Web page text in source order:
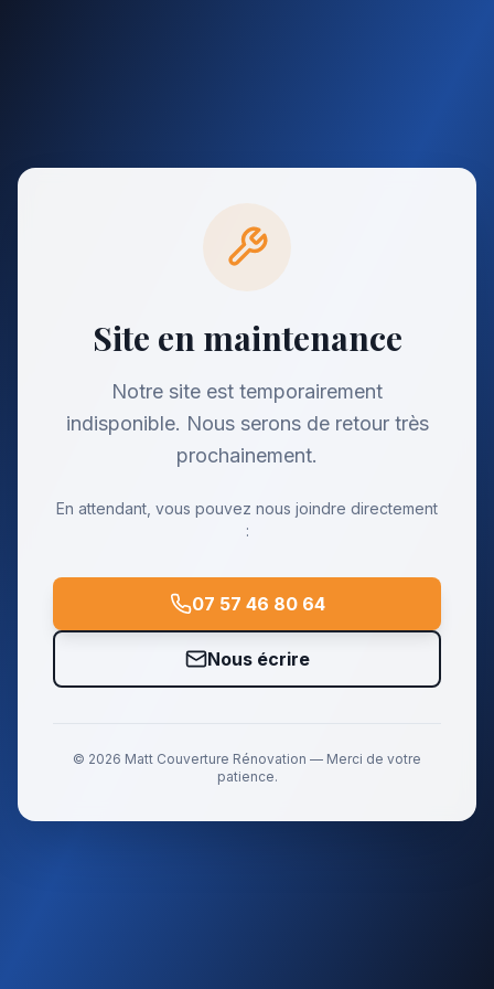
Site en maintenance
Notre site est temporairement
indisponible. Nous serons de retour très
prochainement.
En attendant, vous pouvez nous joindre directement
:
07 57 46 80 64
Nous écrire
© 2026 Matt Couverture Rénovation — Merci de votre
patience.